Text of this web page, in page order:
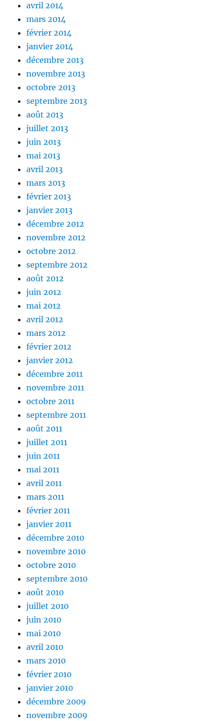
avril 2014
mars 2014
février 2014
janvier 2014
décembre 2013
novembre 2013
octobre 2013
septembre 2013
août 2013
juillet 2013
juin 2013
mai 2013
avril 2013
mars 2013
février 2013
janvier 2013
décembre 2012
novembre 2012
octobre 2012
septembre 2012
août 2012
juin 2012
mai 2012
avril 2012
mars 2012
février 2012
janvier 2012
décembre 2011
novembre 2011
octobre 2011
septembre 2011
août 2011
juillet 2011
juin 2011
mai 2011
avril 2011
mars 2011
février 2011
janvier 2011
décembre 2010
novembre 2010
octobre 2010
septembre 2010
août 2010
juillet 2010
juin 2010
mai 2010
avril 2010
mars 2010
février 2010
janvier 2010
décembre 2009
novembre 2009